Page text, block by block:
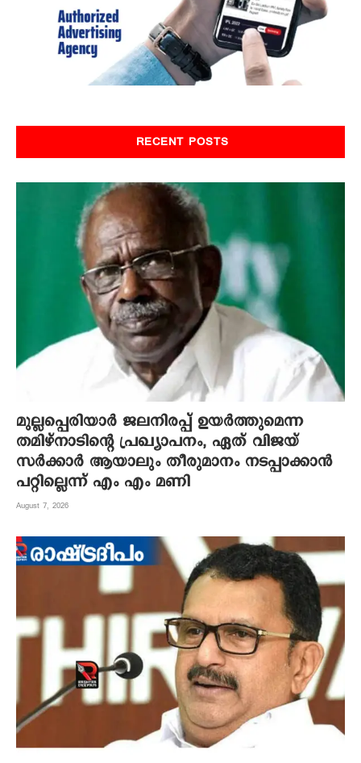
RECENT POSTS
മുല്ലപ്പെരിയാർ ജലനിരപ്പ് ഉയർത്തുമെന്ന
തമിഴ്നാടിന്റെ പ്രഖ്യാപനം, ഏത് വിജയ്
സർക്കാർ ആയാലും തീരുമാനം നടപ്പാക്കാൻ
പറ്റില്ലെന്ന് എം എം മണി
August 7, 2026